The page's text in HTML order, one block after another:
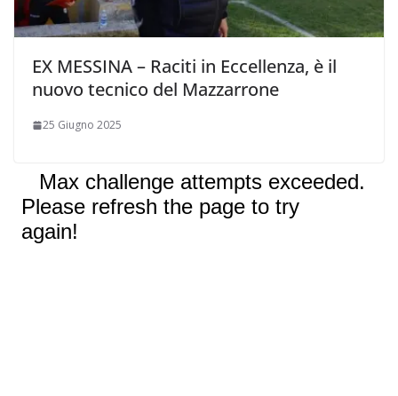
EX MESSINA – Raciti in Eccellenza, è il
nuovo tecnico del Mazzarrone
25 Giugno 2025